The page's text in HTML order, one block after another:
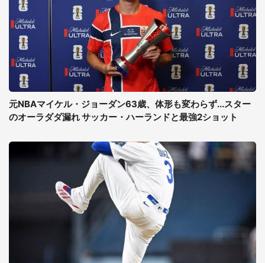
元NBAマイケル・ジョーダン63歳、体形も変わらず...スター
のオーラダダ漏れ サッカー・ハーランドと最強2ショット